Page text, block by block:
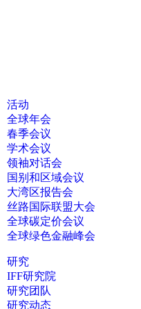
活动
全球年会
春季会议
学术会议
领袖对话会
国别和区域会议
大湾区报告会
丝路国际联盟大会
全球碳定价会议
全球绿色金融峰会
研究
IFF研究院
研究团队
研究动态